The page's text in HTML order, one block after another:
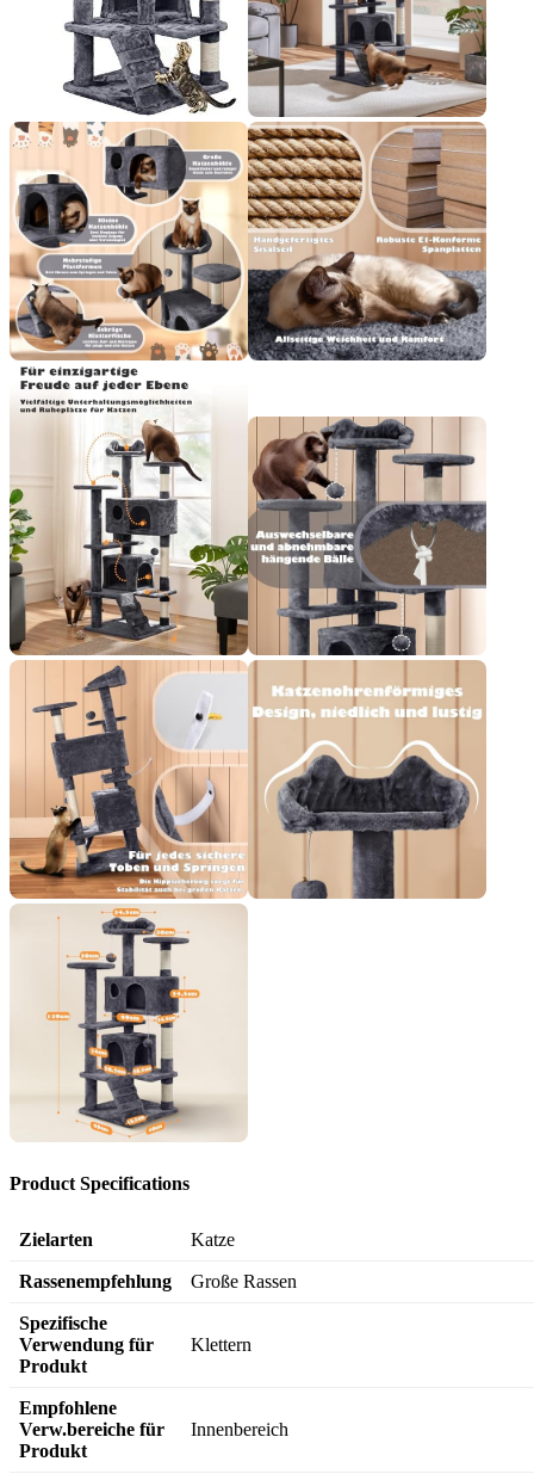
Product Specifications
Zielarten Katze
Rassenempfehlung Große Rassen
Spezifische
Verwendung für
Produkt
Klettern
Empfohlene
Verw.bereiche für
Produkt
Innenbereich